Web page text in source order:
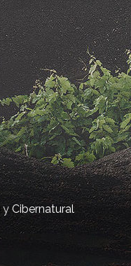
yCibernatural